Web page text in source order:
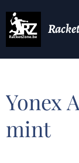
Yonex
mint